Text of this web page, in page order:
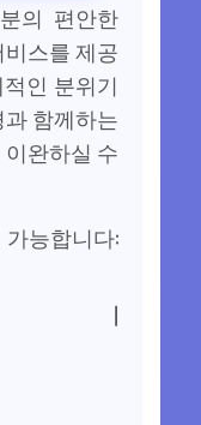
의 편안한
스를 제공
인 분위기
함께하는
완하실 수
합니다: